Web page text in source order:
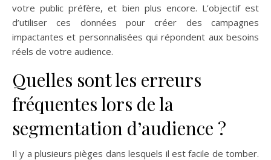
votre public préfère, et bien plus encore. L’objectif est
d’utiliser ces données pour créer des campagnes
impactantes et personnalisées qui répondent aux besoins
réels de votre audience.
Quelles sont les erreurs
fréquentes lors de la
segmentation d’audience ?
Il y a plusieurs pièges dans lesquels il est facile de tomber.